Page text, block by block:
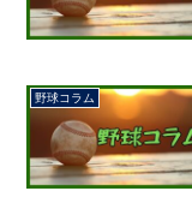
野球コラム